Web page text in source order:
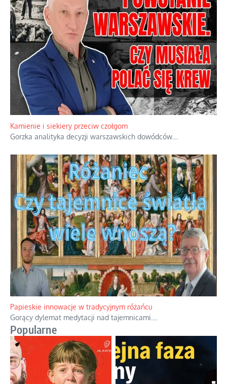
Familijny spór o biskupie sakry
Rodzinna polemika wokół sakr w Écône.
Kamienie i siekiery przeciw czołgom
Gorzka analityka decyzji warszawskich dowódców.